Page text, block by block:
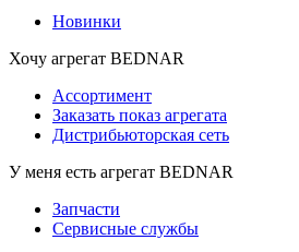
Новинки
Хочу агрегат BEDNAR
Ассортимент
Заказать показ агрегата
Дистрибьюторская сеть
У меня есть агрегат BEDNAR
Запчасти
Сервисные службы